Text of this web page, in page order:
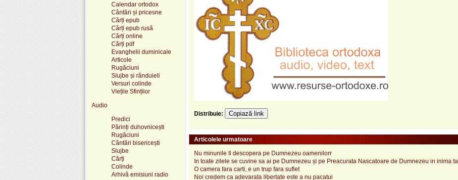
Distribuie: Copiază link
Articolele urmatoare
Nu minunile Il descopera pe Dumnezeu oamenilorr
In toate zilele se cuvine sa ai pe Dumnezeu și pe Preacurata Nascatoare de Dumnezeu in inima ta
O camera fara carti, e un trup fara suflet
Noi credem ca adevarata libertate este a nu pacatui
Calendar ortodox
Cântări și pricesne
Cărți epub
Cărți epub rusă
Cărți online
Cărți pdf
Evanghelii duminicale
Articole
Rugăciuni
Slujbe și rânduieli
Versuri colinde
Viețile Sfinților
Audio
Predici
Părinți duhovnicești
Rugăciuni
Cântări bisericești
Slujbe
Cărți
Colinde
Arhivă emisiuni radio